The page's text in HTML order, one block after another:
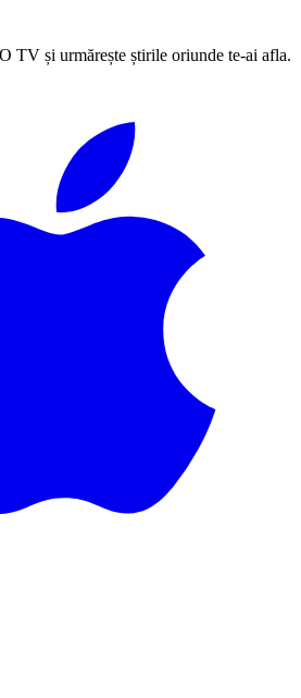
TV și urmărește știrile oriunde te-ai afla.